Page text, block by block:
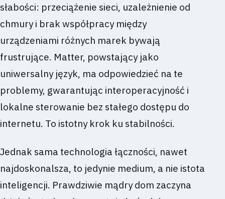
słabości: przeciążenie sieci, uzależnienie od
chmury i brak współpracy między
urządzeniami różnych marek bywają
frustrujące. Matter, powstający jako
uniwersalny język, ma odpowiedzieć na te
problemy, gwarantując interoperacyjność i
lokalne sterowanie bez stałego dostępu do
internetu. To istotny krok ku stabilności.
Jednak sama technologia łączności, nawet
najdoskonalsza, to jedynie medium, a nie istota
inteligencji. Prawdziwie mądry dom zaczyna